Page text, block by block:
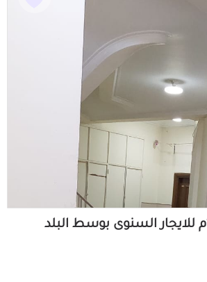
مكتب تجاري 120م للايجار السنوى بوسط البلد